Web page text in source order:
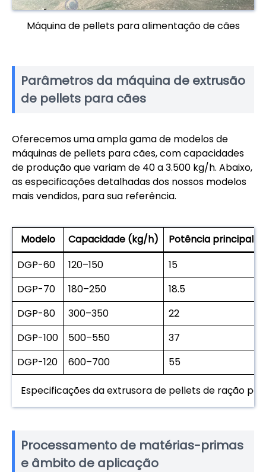
Máquina de pellets para alimentação de cães
Parâmetros da máquina de extrusão
de pellets para cães
Oferecemos uma ampla gama de modelos de
máquinas de pellets para cães, com capacidades
de produção que variam de 40 a 3.500 kg/h. Abaixo,
as especificações detalhadas dos nossos modelos
mais vendidos, para sua referência.
Modelo Capacidade (kg/h)
Potência principal
DGP-60
120–150
15
DGP-70
180–250
18.5
DGP-80
300–350
22
DGP-100
500–550
37
DGP-120
600–700 55
Especificações da extrusora de pellets de ração
Processamento de matérias-primas
e âmbito de aplicação